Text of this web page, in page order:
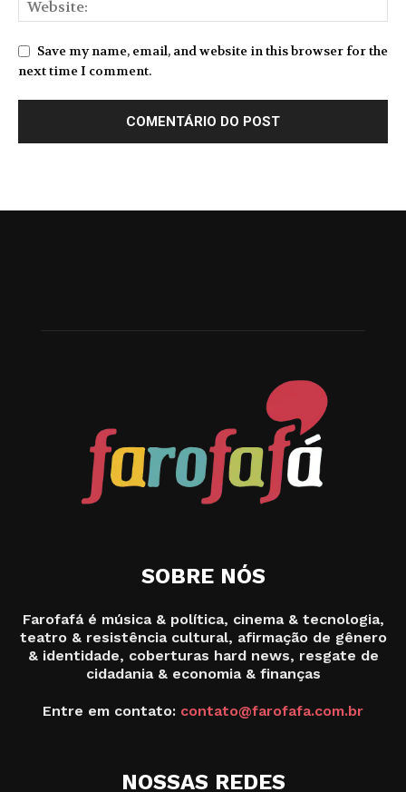
Save my name, email, and website in this browser for the
next time I comment.
SOBRE NÓS
Farofafá é música & política, cinema & tecnologia,
teatro & resistência cultural, afirmação de gênero
& identidade, coberturas hard news, resgate de
cidadania & economia & finanças
Entre em contato: contato@farofafa.com.br
NOSSAS REDES